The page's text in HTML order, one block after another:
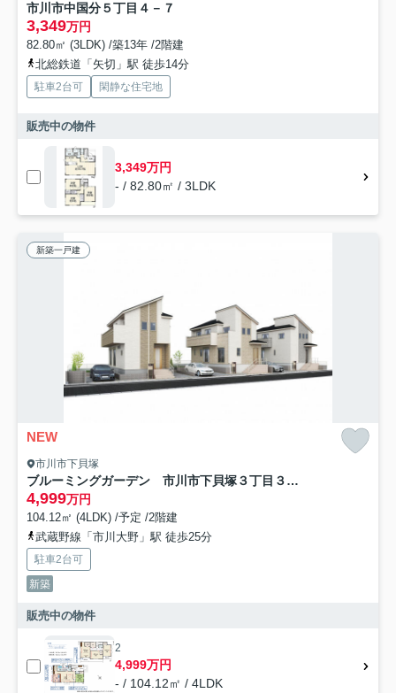
市川市中国分５丁目４－７
3,349万円
82.80㎡ (3LDK) /築13年 /2階建
北総鉄道「矢切」駅 徒歩14分
駐車2台可 閑静な住宅地
販売中の物件
3,349万円
- / 82.80㎡ / 3LDK
新築一戸建
NEW
市川市下貝塚
ブルーミングガーデン 市川市下貝塚３丁目３棟／１期２号棟
4,999万円
104.12㎡ (4LDK) /予定 /2階建
武蔵野線「市川大野」駅 徒歩25分
駐車2台可
新築
販売中の物件
2
4,999万円
- / 104.12㎡ / 4LDK